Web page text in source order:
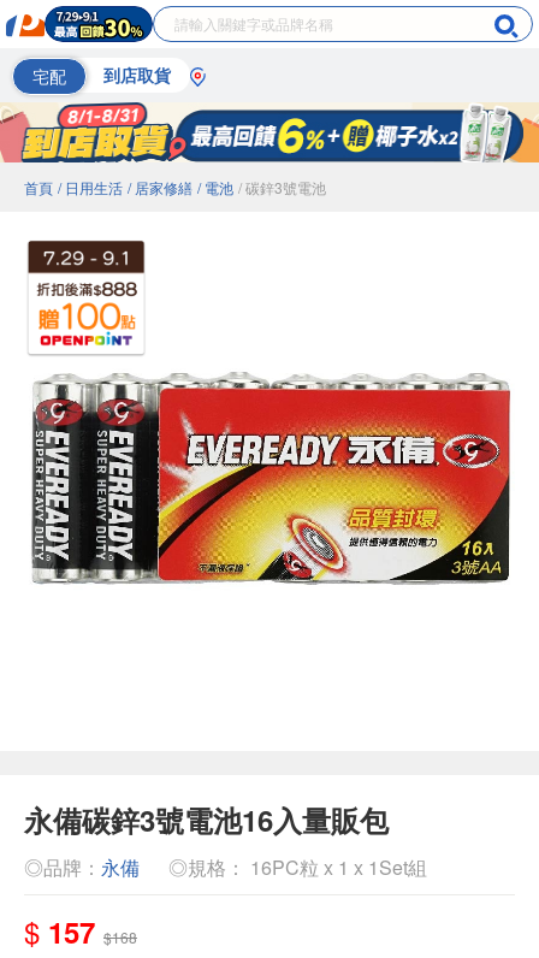
宅配 到店取貨
首頁 / 日用生活 / 居家修繕 / 電池 / 碳鋅3號電池
永備碳鋅3號電池16入量販包
◎品牌： 永備 ◎規格： 16PC粒 x 1 x 1Set組
$ 157 $168